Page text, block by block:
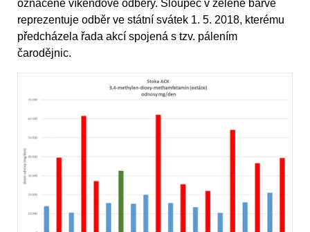
označené víkendové odběry. Sloupec v zelené barvě
reprezentuje odběr ve státní svátek 1. 5. 2018, kterému
předcházela řada akcí spojená s tzv. pálením
čarodějnic.